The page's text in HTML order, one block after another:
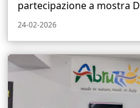
partecipazione a mostra
24-02-2026